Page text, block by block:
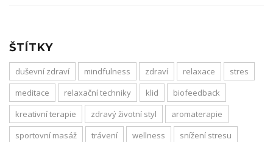
ŠTÍTKY
duševní zdraví mindfulness zdraví relaxace
stres
meditace
relaxační techniky klid
biofeedback
kreativní terapie
zdravý životní styl
aromaterapie
sportovní masáž
trávení wellness
snížení stresu